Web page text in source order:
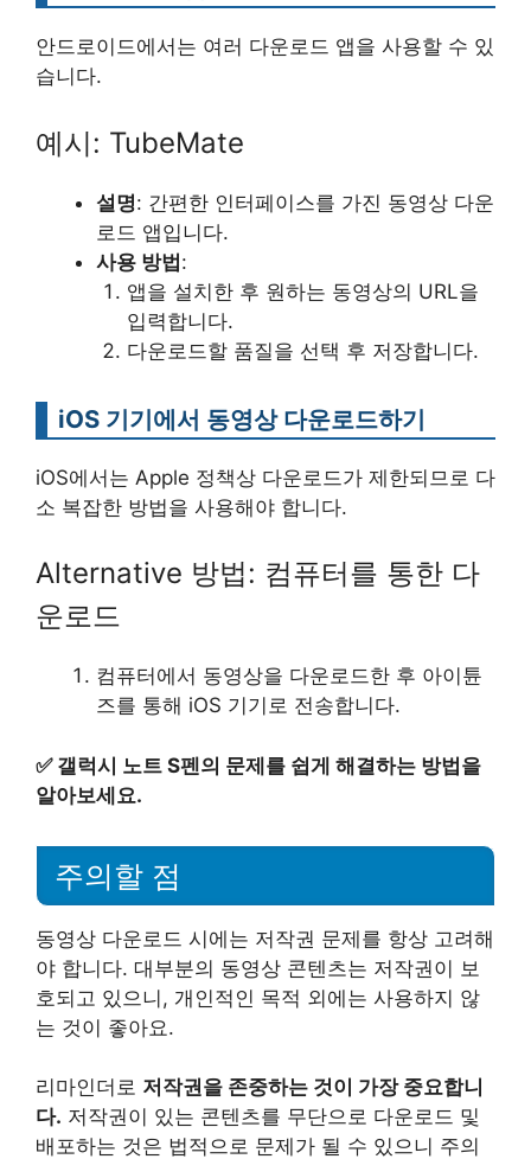
안드로이드에서는 여러 다운로드 앱을 사용할 수 있
습니다.
예시: TubeMate
설명: 간편한 인터페이스를 가진 동영상 다운
로드 앱입니다.
사용 방법:
앱을 설치한 후 원하는 동영상의 URL을
입력합니다.
다운로드할 품질을 선택 후 저장합니다.
iOS 기기에서 동영상 다운로드하기
iOS에서는 Apple 정책상 다운로드가 제한되므로 다
소 복잡한 방법을 사용해야 합니다.
Alternative 방법: 컴퓨터를 통한 다
운로드
컴퓨터에서 동영상을 다운로드한 후 아이튠
즈를 통해 iOS 기기로 전송합니다.
✅ 갤럭시 노트 S펜의 문제를 쉽게 해결하는 방법을
알아보세요.
주의할 점
동영상 다운로드 시에는 저작권 문제를 항상 고려해
야 합니다. 대부분의 동영상 콘텐츠는 저작권이 보
호되고 있으니, 개인적인 목적 외에는 사용하지 않
는 것이 좋아요.
리마인더로 저작권을 존중하는 것이 가장 중요합니
다. 저작권이 있는 콘텐츠를 무단으로 다운로드 및
배포하는 것은 법적으로 문제가 될 수 있으니 주의